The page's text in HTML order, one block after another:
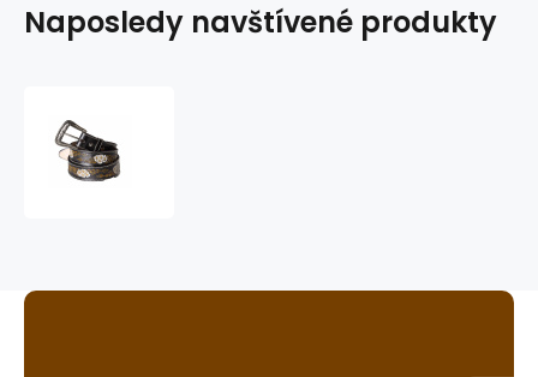
Naposledy navštívené produkty